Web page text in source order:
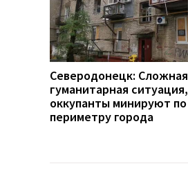
Северодонецк: Сложная
гуманитарная ситуация,
оккупанты минируют по
периметру города